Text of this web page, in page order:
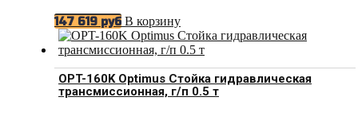
147 619 руб В корзину
OPT-160K Optimus Стойка гидравлическая
трансмиссионная, г/п 0.5 т